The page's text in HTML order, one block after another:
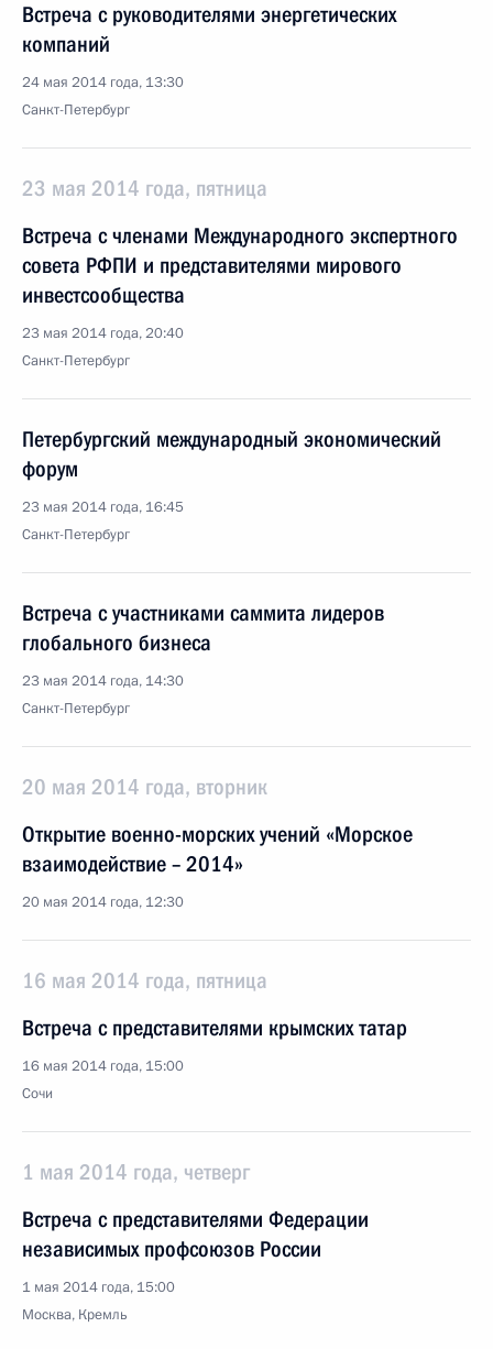
Встреча с руководителями энергетических
компаний
24 мая 2014 года, 13:30
Санкт-Петербург
23 мая 2014 года, пятница
Встреча с членами Международного экспертного
совета РФПИ и представителями мирового
инвестсообщества
23 мая 2014 года, 20:40
Санкт-Петербург
Петербургский международный экономический
форум
23 мая 2014 года, 16:45
Санкт-Петербург
Встреча с участниками саммита лидеров
глобального бизнеса
23 мая 2014 года, 14:30
Санкт-Петербург
20 мая 2014 года, вторник
Открытие военно-морских учений «Морское
взаимодействие – 2014»
20 мая 2014 года, 12:30
16 мая 2014 года, пятница
Встреча с представителями крымских татар
16 мая 2014 года, 15:00
Сочи
1 мая 2014 года, четверг
Встреча с представителями Федерации
независимых профсоюзов России
1 мая 2014 года, 15:00
Москва, Кремль